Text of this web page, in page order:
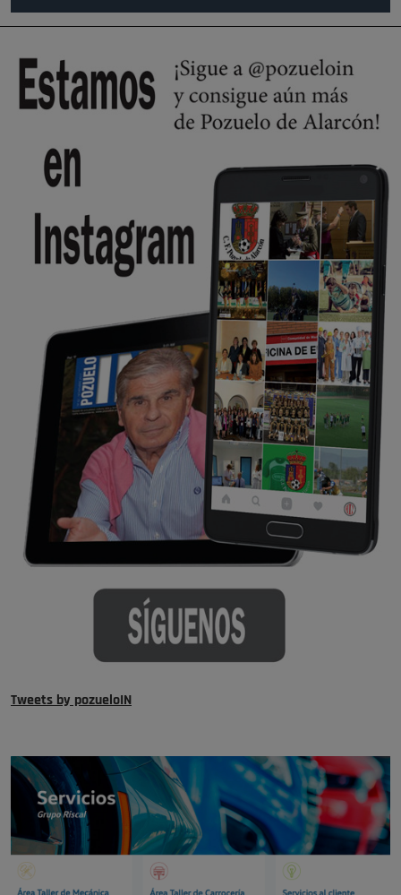
Pozuelo de Alarcón
Wayne Rooney era el comisario de pozuelo?
Pozuelo de Alarcón
🔴 EXCLUSIVA | El comisario de la …
Tweets by pozueloIN